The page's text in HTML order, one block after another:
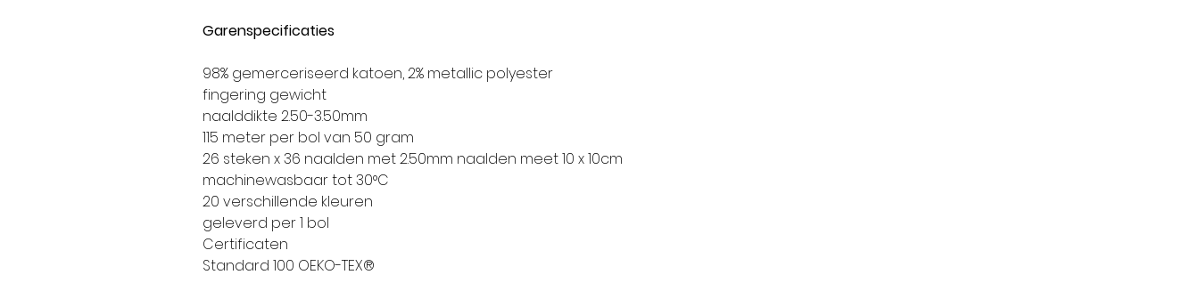
Garenspecificaties
98% gemerceriseerd katoen, 2% metallic polyester
fingering gewicht
naalddikte 2.50-3.50mm
115 meter per bol van 50 gram
26 steken x 36 naalden met 2.50mm naalden meet 10 x 10cm
machinewasbaar tot 30°C
20 verschillende kleuren
geleverd per 1 bol
Certificaten
Standard 100 OEKO-TEX®